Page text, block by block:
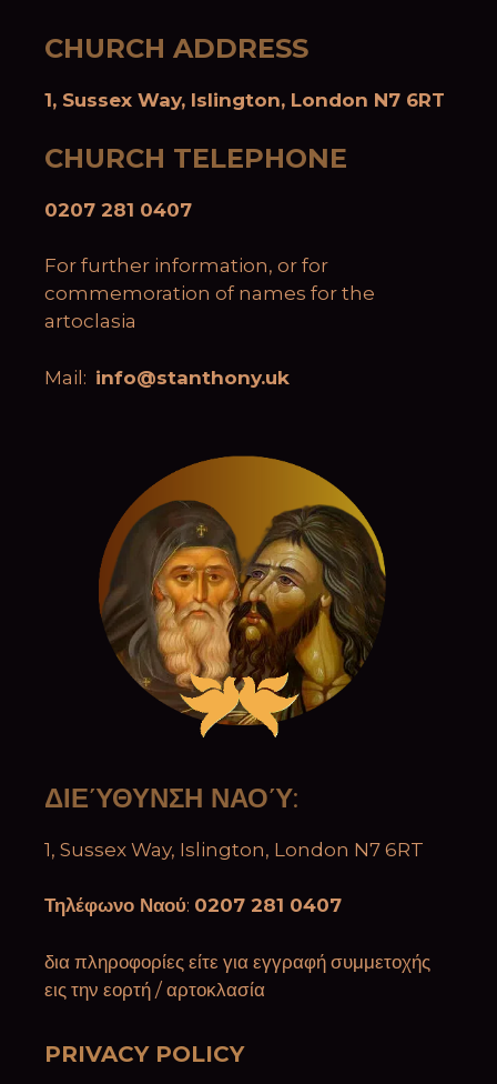
CHURCH ADDRESS
1, Sussex Way, Islington, London N7 6RT
CHURCH TELEPHONE
0207 281 0407
For further information, or for
commemoration of names for the
artoclasia
Mail: info@stanthony.uk
ΔΙΕΎΘΥΝΣΗ ΝΑΟΎ:
1, Sussex Way, Islington, London N7 6RT
Τηλέφωνο Ναού: 0207 281 0407
δια πληροφορίες είτε για εγγραφή συμμετοχής
εις την εορτή / αρτοκλασία
PRIVACY POLICY